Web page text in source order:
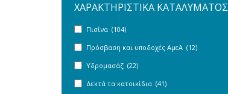
ΧΑΡΑΚΤΗΡΙΣΤΙΚΑ ΚΑΤΑΛΥΜΑΤΟΣ
Πισίνα (104)
Πρόσβαση και υποδοχές ΑμεΑ (12)
Υδρομασάζ (22)
Δεκτά τα κατοικίδια (41)